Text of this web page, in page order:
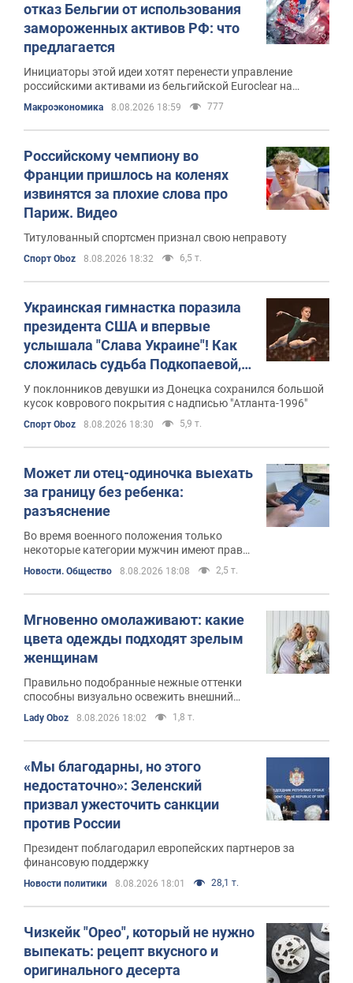
отказ Бельгии от использования
замороженных активов РФ: что
предлагается
Инициаторы этой идеи хотят перенести управление
российскими активами из бельгийской Euroclear на
Mакроэкономика 8.08.2026 18:59 777
Российскому чемпиону во
Франции пришлось на коленях
извинятся за плохие слова про
Париж. Видео
Титулованный спортсмен признал свою неправоту
Спорт Oboz 8.08.2026 18:32 6,5 т.
Украинская гимнастка поразила
президента США и впервые
услышала "Слава Украине"! Как
сложилась судьба Подкопаевой,
которая 30 лет назад завоевала
"золото" Олимпиады
У поклонников девушки из Донецка сохранился большой
кусок коврового покрытия с надписью "Атланта-1996"
Спорт Oboz 8.08.2026 18:30 5,9 т.
Может ли отец-одиночка выехать
за границу без ребенка:
разъяснение
Во время военного положения только
некоторые категории мужчин имеют право
Новости. Общество 8.08.2026 18:08 2,5 т.
Мгновенно омолаживают: какие
цвета одежды подходят зрелым
женщинам
Правильно подобранные нежные оттенки
способны визуально освежить внешний
вид, скрыть следы усталости
Lady Oboz 8.08.2026 18:02 1,8 т.
«Мы благодарны, но этого
недостаточно»: Зеленский
призвал ужесточить санкции
против России
Президент поблагодарил европейских партнеров за
финансовую поддержку
Новости политики 8.08.2026 18:01 28,1 т.
Чизкейк "Орео", который не нужно
выпекать: рецепт вкусного и
оригинального десерта